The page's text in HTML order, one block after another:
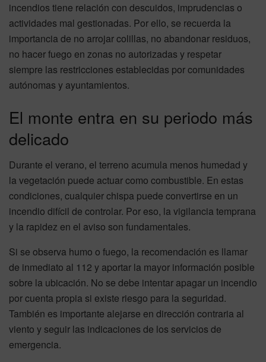
incendios tiene relación con descuidos, imprudencias o
actividades mal gestionadas. Por ello, se recuerda la
importancia de no arrojar colillas, no abandonar residuos,
no hacer fuego en zonas no autorizadas y respetar
siempre las restricciones establecidas por comunidades
autónomas y ayuntamientos.
El monte entra en su periodo más
delicado
Durante el verano, el terreno acumula menos humedad y
la vegetación puede actuar como combustible. En estas
condiciones, cualquier chispa puede convertirse en un
incendio difícil de controlar. Por eso, la vigilancia temprana
y la rapidez en el aviso son fundamentales.
Si se observa humo o fuego, la recomendación es llamar
de inmediato al 112 y aportar la mayor información posible
sobre la ubicación. No se debe intentar apagar un incendio
por cuenta propia si existe riesgo para la seguridad.
También es importante alejarse en dirección contraria al
viento y seguir las indicaciones de los servicios de
emergencia.